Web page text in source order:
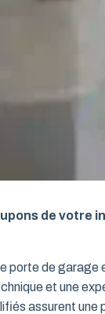
de votre
porte de
et une
assurent une